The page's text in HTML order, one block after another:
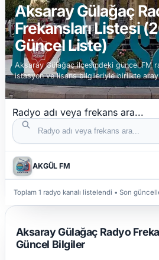
Aksaray Gülağaç
Frekansları Listesi
Güncel Liste)
Aksaray Gülağaç ilçesindeki güncel FM
istasyon ve lisans bilgileriyle birlikte
Radyo adı veya frekans ara...
RADYO ADI
AKGÜL FM
Toplam 1 radyo kanalı listelendi • Son
Aksaray Gülağaç Radyo
Güncel Bilgiler